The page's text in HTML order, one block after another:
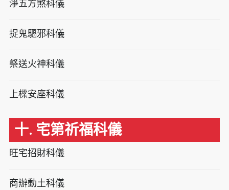
淨五方煞科儀
捉鬼驅邪科儀
祭送火神科儀
上樑安座科儀
十. 宅第祈福科儀
旺宅招財科儀
商辦動土科儀